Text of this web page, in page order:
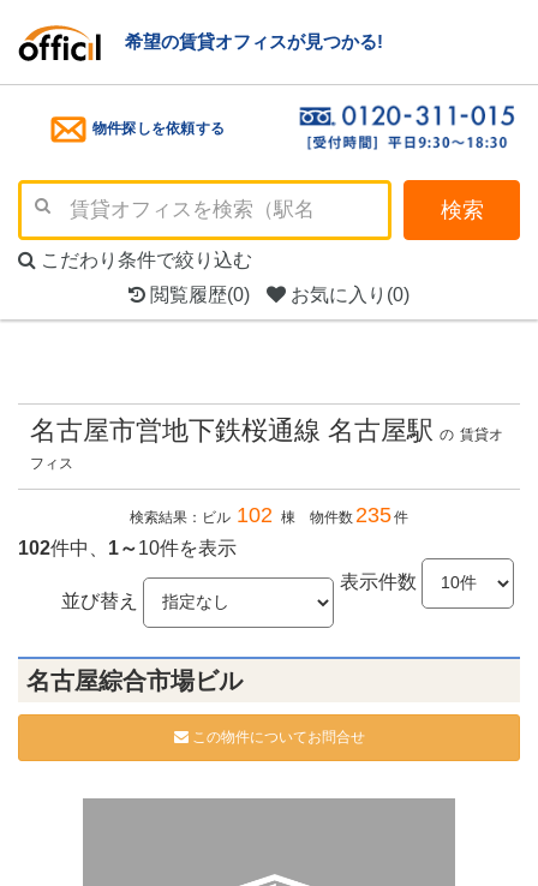
希望の賃貸オフィスが見つかる!
物件探しを依頼する
検索
こだわり条件で絞り込む
閲覧履歴(0) お気に入り (0)
名古屋市営地下鉄桜通線 名古屋駅 の 賃貸オ
フィス
検索結果：ビル 102 棟 物件数235件
102件中、 1～10件を表示
表示件数
並び替え
名古屋綜合市場ビル
この物件についてお問合せ